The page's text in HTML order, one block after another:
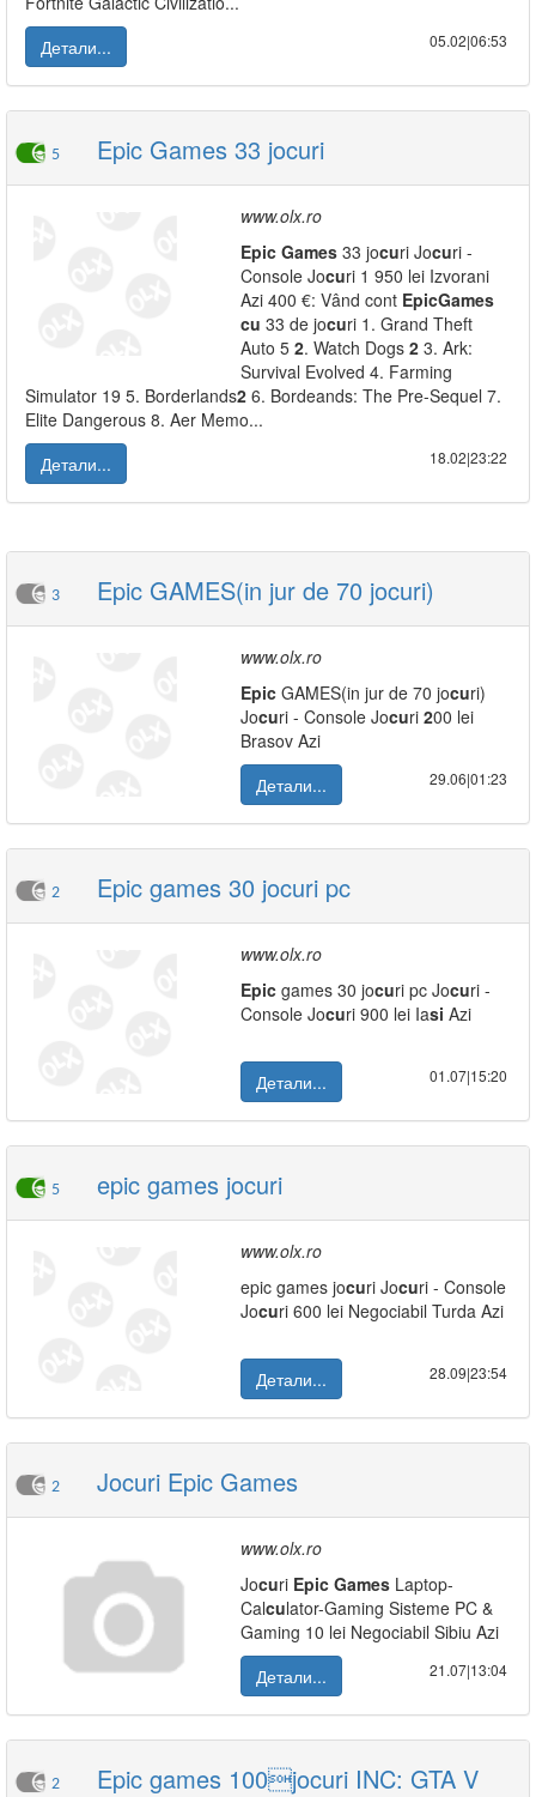
Детали...
05.02|06:53
5 Epic Games 33 jocuri
www.olx.ro
Epic Games 33 jocuri Jocuri -
Console Jocuri 1 950 lei Izvorani
Azi 400 €: Vând cont EpicGames
cu 33 de jocuri 1. Grand Theft
Auto 5 2. Watch Dogs 2 3. Ark:
Survival Evolved 4. Farming
Simulator 19 5. Borderlands2 6. Bordeands: The Pre-Sequel 7.
Elite Dangerous 8. Aer Memo...
Детали...
18.02|23:22
3 Epic GAMES(in jur de 70 jocuri)
www.olx.ro
Epic GAMES(in jur de 70 jocuri)
Jocuri - Console Jocuri 200 lei
Brasov Azi
Детали...
29.06|01:23
2 Epic games 30 jocuri pc
www.olx.ro
Epic games 30 jocuri pc Jocuri -
Console Jocuri 900 lei Iasi Azi
Детали... 01.07|15:20
5 epic games jocuri
www.olx.ro
epic games jocuri Jocuri - Console
Jocuri 600 lei Negociabil Turda Azi
Детали... 28.09|23:54
2 Jocuri Epic Games
www.olx.ro
Jocuri Epic Games Laptop-
Calculator-Gaming Sisteme PC &
Gaming 10 lei Negociabil Sibiu Azi
Детали...
21.07|13:04
2 Epic games 100jocuri INC: GTA V